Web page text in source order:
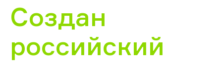
ПОИСК
Создан
российский